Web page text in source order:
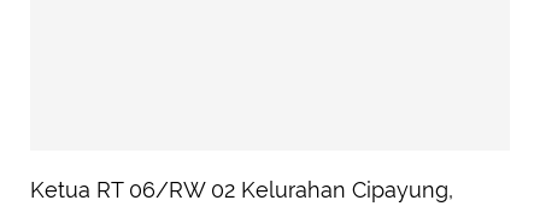
Ketua RT 06/RW 02 Kelurahan Cipayung,